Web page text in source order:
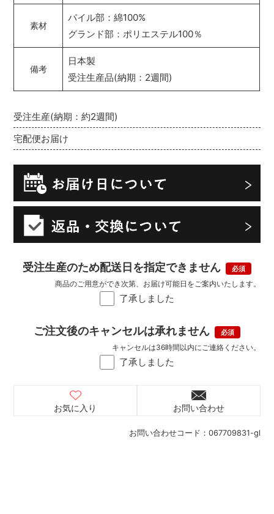
お問い合わせコード： 067709831-gl
受注生産(納期：約2週間)
宅配便お届け
受注生産のため配送日を指定できません
了承しました
商品のご用意ができ次第、お届け可能日をご案内いたします。
ご注文後のキャンセルは承れません
了承しました
キャンセルは36時間以内にご連絡ください。
お気に入り お問い合わせ
素材
パイル部：綿100%
グランド部：ポリエステル100％
備考
日本製
受注生産品(納期：2週間)